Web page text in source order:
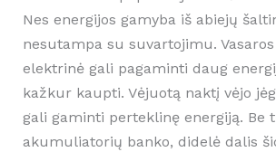
Nes energijos gamyba iš abiejų
nesutampa su suvartojimu.
elektrinė gali pagaminti daug
kažkur kaupti. Vėjuotą naktį vėjo
gali gaminti perteklinę energiją. Be
akumuliatorių banko, didelė dalis